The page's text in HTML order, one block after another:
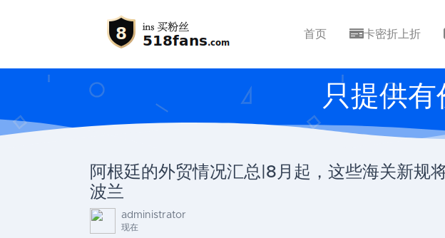
首页 卡密折上折
只提供
阿根廷的外贸情况汇总|8月起，这些海关新
波兰
administrator
现在